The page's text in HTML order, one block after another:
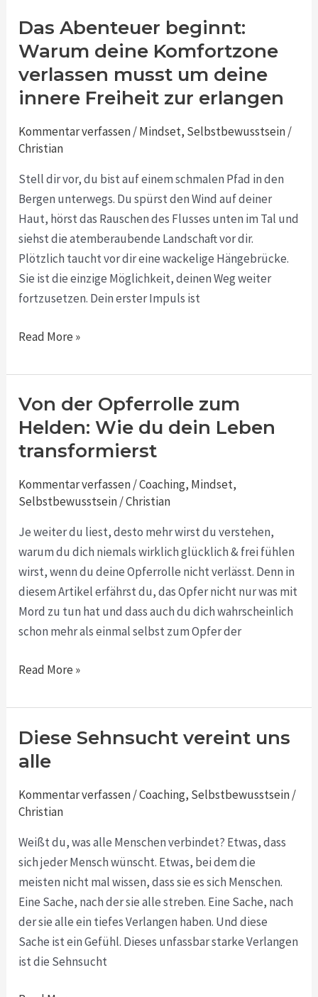
Das Abenteuer beginnt:
Warum deine Komfortzone
verlassen musst um deine
innere Freiheit zur erlangen
Kommentar verfassen/Mindset, Selbstbewusstsein/
Christian
Stell dir vor, du bist auf einem schmalen Pfad in den
Bergen unterwegs. Du spürst den Wind auf deiner
Haut, hörst das Rauschen des Flusses unten im Tal und
siehst die atemberaubende Landschaft vor dir.
Plötzlich taucht vor dir eine wackelige Hängebrücke.
Sie ist die einzige Möglichkeit, deinen Weg weiter
fortzusetzen. Dein erster Impuls ist
Das
Abenteuer
beginnt:
Warum
deine
Komfortzone
verlassen
um
deine
innere
Freiheit
zur
erlangen
Read More »
Von der Opferrolle zum
Helden: Wie du dein Leben
transformierst
Kommentar verfassen/Coaching, Mindset,
Selbstbewusstsein/Christian
Je weiter du liest, desto mehr wirst du verstehen,
warum du dich niemals wirklich glücklich & frei fühlen
wirst, wenn du deine Opferrolle nicht verlässt. Denn in
diesem Artikel erfährst du, das Opfer nicht nur was mit
Mord zu tun hat und dass auch du dich wahrscheinlich
schon mehr als einmal selbst zum Opfer der
Von
der
Opferrolle
zum
Helden:
Wie
dein
Leben
transformierst
Read More »
Diese Sehnsucht vereint uns
alle
Kommentar verfassen/Coaching, Selbstbewusstsein/
Christian
Weißt du, was alle Menschen verbindet? Etwas, dass
sich jeder Mensch wünscht. Etwas, bei dem die
meisten nicht mal wissen, dass sie es sich Menschen.
Eine Sache, nach der sie alle streben. Eine Sache, nach
der sie alle ein tiefes Verlangen haben. Und diese
Sache ist ein Gefühl. Dieses unfassbar starke Verlangen
ist die Sehnsucht
Diese
Sehnsucht
uns
alle